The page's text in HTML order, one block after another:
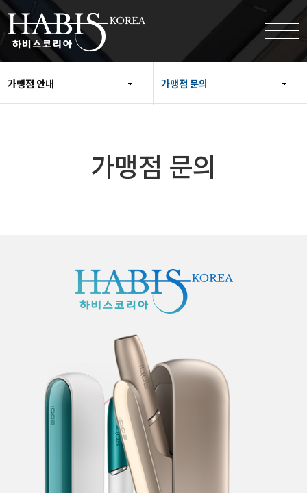
가맹점 안내 가맹점 문의
가맹점 문의